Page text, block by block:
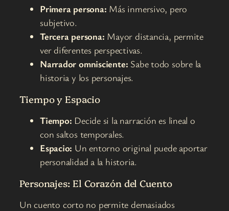
Primera persona: Más inmersivo, pero
subjetivo.
Tercera persona: Mayor distancia, permite
ver diferentes perspectivas.
Narrador omnisciente: Sabe todo sobre la
historia y los personajes.
Tiempo y Espacio
Tiempo: Decide si la narración es lineal o
con saltos temporales.
Espacio: Un entorno original puede aportar
personalidad a la historia.
Personajes: El Corazón del Cuento
Un cuento corto no permite demasiados